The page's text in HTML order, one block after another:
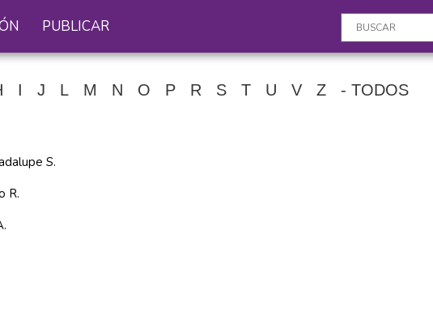
PUBLICAR
I J L M N O P R S T U V Z - TODOS
S.
R.